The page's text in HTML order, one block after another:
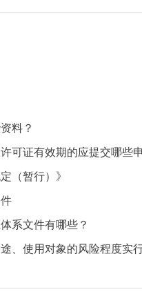
料？
可证有效期的应提交哪些
（暂行）》
系文件有哪些？
、使用对象的风险程度实